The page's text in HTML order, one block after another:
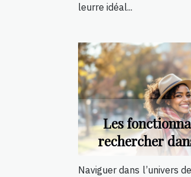
leurre idéal...
Les
rechercher
rencontre
Naviguer dans l’univers